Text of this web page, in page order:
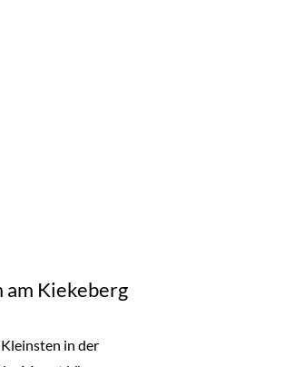
Kiekeberg
in der